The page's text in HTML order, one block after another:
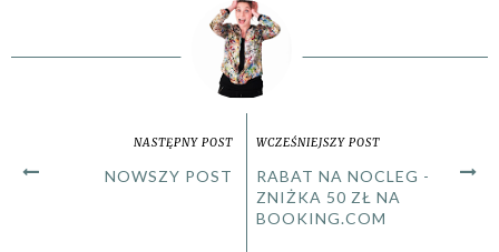
NASTĘPNY POST
NOWSZY POST
WCZEŚNIEJSZY POST
RABAT NA NOCLEG -
ZNIŻKA 50 ZŁ NA
BOOKING.COM